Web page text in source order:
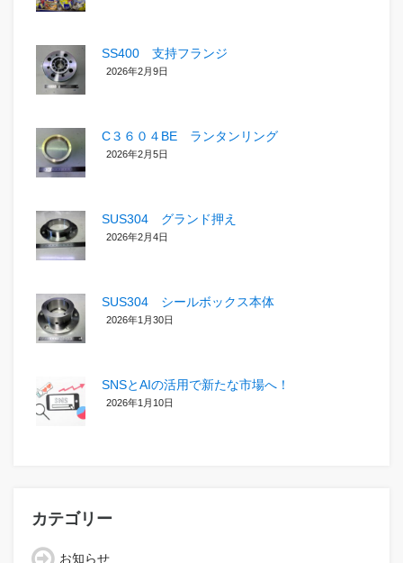
SS400 支持フランジ
2026年2月9日
C３６０４BE ランタンリング
2026年2月5日
SUS304 グランド押え
2026年2月4日
SUS304 シールボックス本体
2026年1月30日
SNSとAIの活用で新たな市場へ！
2026年1月10日
カテゴリー
お知らせ